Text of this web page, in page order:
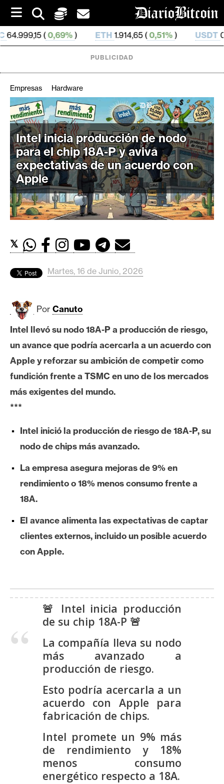
i
p
t
o
) ETH1.914,65 ( 0,51%) USDT0,999 194 ( 0,04%)
C
r
i
p
t
o
M
e
r
d
s
B
t
c
o
i
n
t
h
r
e
I
A
A
N
PUBLICIDAD
Empresas Hardware
Intel inicia producción de nodo
para el chip 18A-P y aviva
expectativas de un acuerdo con
Apple
𝕏
Martes, 16 de Junio, 2026
Por Canuto
Intel llevó su nodo 18A-P a producción de riesgo,
un avance que podría acercarla a un acuerdo con
Apple y reforzar su ambición de competir como
fundición frente a TSMC en uno de los mercados
más exigentes del mundo.
***
Intel inició la producción de riesgo de 18A-P, su
nodo de chips más avanzado.
La empresa asegura mejoras de 9% en
rendimiento o 18% menos consumo frente a
18A.
El avance alimenta las expectativas de captar
clientes externos, incluido un posible acuerdo
con Apple.
🚨 Intel inicia producción
de su chip 18A-P 🚨
La compañía lleva su nodo
más avanzado a
producción de riesgo.
Esto podría acercarla a un
acuerdo con Apple para
fabricación de chips.
Intel promete un 9% más
de rendimiento y 18%
menos consumo
energético respecto a 18A.